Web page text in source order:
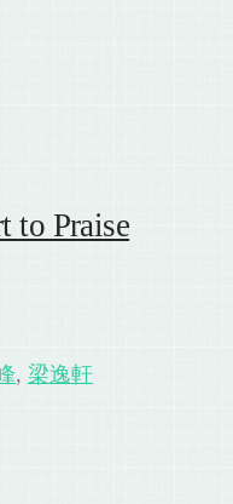
to Praise
, 梁逸軒